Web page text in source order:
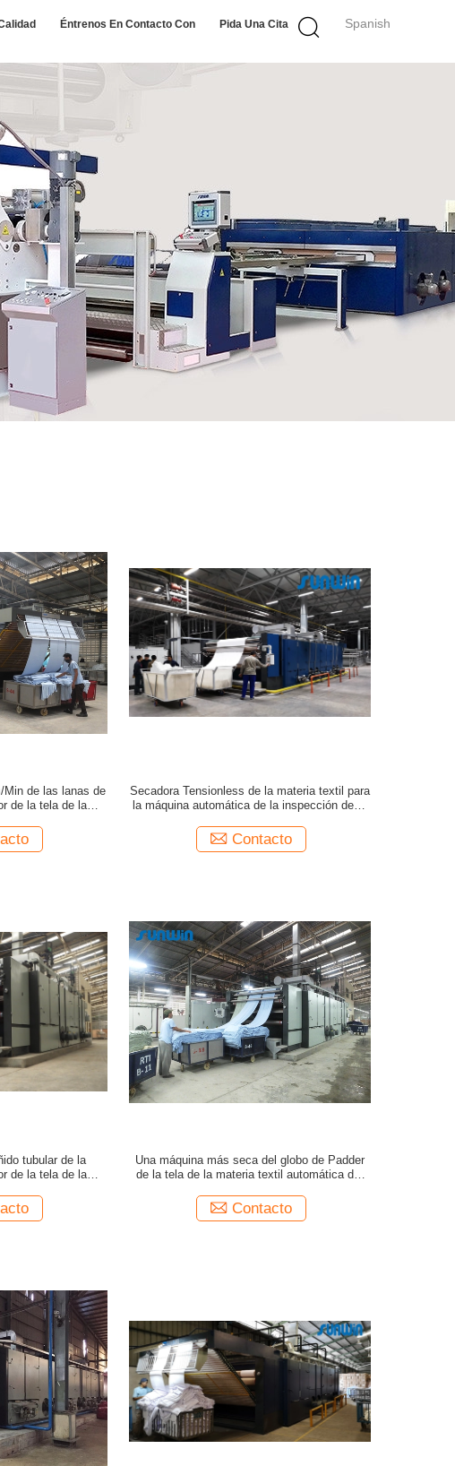
Spanish
Éntrenos En Contacto Con Pida Una Cita
Min de las lanas de
de la tela de la
Secadora Tensionless de la materia textil para
la máquina automática de la inspección de la
Contacto
tubular de la
de la tela de la
Una máquina más seca del globo de Padder
de la tela de la materia textil automática del
tubulares
Contacto